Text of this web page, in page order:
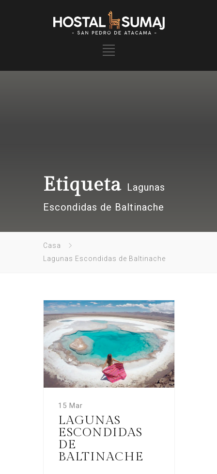
Etiqueta Lagunas
Escondidas de Baltinache
Casa
Lagunas Escondidas de Baltinache
15 Mar
LAGUNAS
ESCONDIDAS
DE
BALTINACHE